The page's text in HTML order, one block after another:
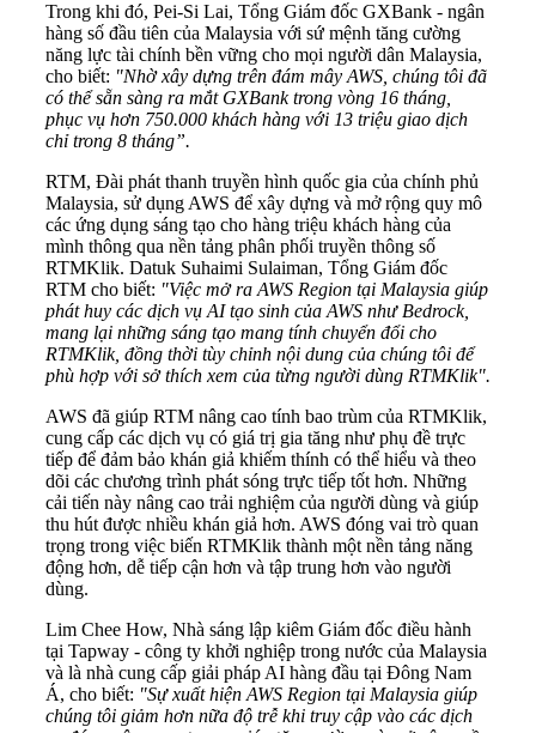
Trong khi đó, Pei-Si Lai, Tổng Giám đốc GXBank - ngân
hàng số đầu tiên của Malaysia với sứ mệnh tăng cường
năng lực tài chính bền vững cho mọi người dân Malaysia,
cho biết: "Nhờ xây dựng trên đám mây AWS, chúng tôi đã
có thể sẵn sàng ra mắt GXBank trong vòng 16 tháng,
phục vụ hơn 750.000 khách hàng với 13 triệu giao dịch
chỉ trong 8 tháng”.
RTM, Đài phát thanh truyền hình quốc gia của chính phủ
Malaysia, sử dụng AWS để xây dựng và mở rộng quy mô
các ứng dụng sáng tạo cho hàng triệu khách hàng của
mình thông qua nền tảng phân phối truyền thông số
RTMKlik. Datuk Suhaimi Sulaiman, Tổng Giám đốc
RTM cho biết: "Việc mở ra AWS Region tại Malaysia giúp
phát huy các dịch vụ AI tạo sinh của AWS như Bedrock,
mang lại những sáng tạo mang tính chuyển đổi cho
RTMKlik, đồng thời tùy chỉnh nội dung của chúng tôi để
phù hợp với sở thích xem của từng người dùng RTMKlik".
AWS đã giúp RTM nâng cao tính bao trùm của RTMKlik,
cung cấp các dịch vụ có giá trị gia tăng như phụ đề trực
tiếp để đảm bảo khán giả khiếm thính có thể hiểu và theo
dõi các chương trình phát sóng trực tiếp tốt hơn. Những
cải tiến này nâng cao trải nghiệm của người dùng và giúp
thu hút được nhiều khán giả hơn. AWS đóng vai trò quan
trọng trong việc biến RTMKlik thành một nền tảng năng
động hơn, dễ tiếp cận hơn và tập trung hơn vào người
dùng.
Lim Chee How, Nhà sáng lập kiêm Giám đốc điều hành
tại Tapway - công ty khởi nghiệp trong nước của Malaysia
và là nhà cung cấp giải pháp AI hàng đầu tại Đông Nam
Á, cho biết: "Sự xuất hiện AWS Region tại Malaysia giúp
chúng tôi giảm hơn nữa độ trễ khi truy cập vào các dịch